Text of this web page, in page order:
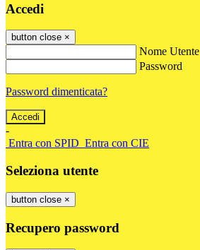
Accedi
button close ×
Nome Utente
Password
Password dimenticata?
-
Entra con SPID Entra con CIE
Seleziona utente
button close ×
Recupero password